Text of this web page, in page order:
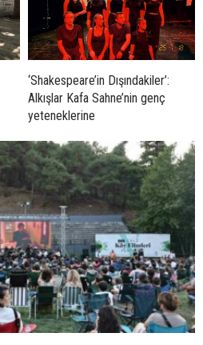
‘Shakespeare’in Dışındakiler’:
Alkışlar Kafa Sahne’nin genç
yeteneklerine